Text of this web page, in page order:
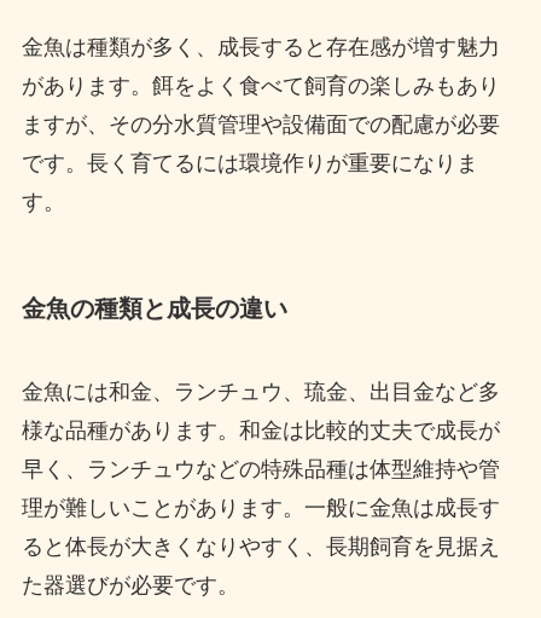
金魚は種類が多く、成長すると存在感が増す魅力
があります。餌をよく食べて飼育の楽しみもあり
ますが、その分水質管理や設備面での配慮が必要
です。長く育てるには環境作りが重要になりま
す。
金魚の種類と成長の違い
金魚には和金、ランチュウ、琉金、出目金など多
様な品種があります。和金は比較的丈夫で成長が
早く、ランチュウなどの特殊品種は体型維持や管
理が難しいことがあります。一般に金魚は成長す
ると体長が大きくなりやすく、長期飼育を見据え
た器選びが必要です。